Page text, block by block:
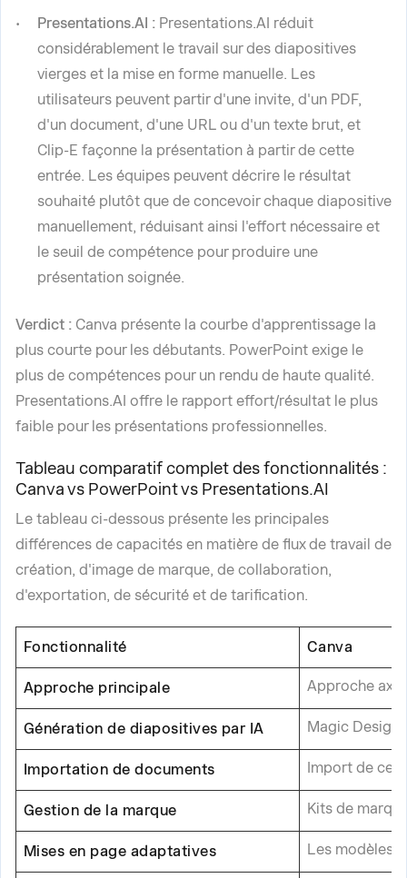
Presentations.AI : Presentations.AI réduit
considérablement le travail sur des diapositives
vierges et la mise en forme manuelle. Les
utilisateurs peuvent partir d'une invite, d'un PDF,
d'un document, d'une URL ou d'un texte brut, et
Clip-E façonne la présentation à partir de cette
entrée. Les équipes peuvent décrire le résultat
souhaité plutôt que de concevoir chaque diapositive
manuellement, réduisant ainsi l'effort nécessaire et
le seuil de compétence pour produire une
présentation soignée.
Verdict : Canva présente la courbe d'apprentissage la
plus courte pour les débutants. PowerPoint exige le
plus de compétences pour un rendu de haute qualité.
Presentations.AI offre le rapport effort/résultat le plus
faible pour les présentations professionnelles.
Tableau comparatif complet des fonctionnalités :
Canva vs PowerPoint vs Presentations.AI
Le tableau ci-dessous présente les principales
différences de capacités en matière de flux de travail de
création, d'image de marque, de collaboration,
d'exportation, de sécurité et de tarification.
Fonctionnalité Canva
Approche principale Approche
Génération de diapositives par IA Magic Design
Importation de documents Import de
Gestion de la marque Kits de
Mises en page adaptatives Les modèles